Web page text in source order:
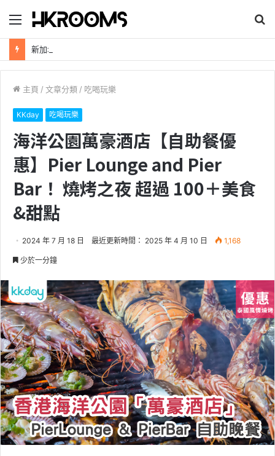
目
錄
尋
主頁 / 文章分類 / 吃喝玩樂
KKday 吃喝玩樂
海洋公園萬豪酒店【自助餐優
惠】Pier Lounge and Pier
Bar！ 燒烤之夜 超過 100＋美食
&甜點
2024 年 7 月 18 日 最近更新時間： 2025 年 4 月 10 日 1,168
少於一分鐘